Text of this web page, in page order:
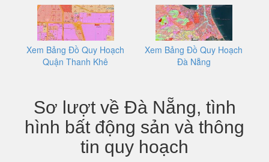
Xem Bảng Đồ Quy Hoạch
Quận Thanh Khê
Xem Bảng Đồ Quy Hoạch
Đà Nẵng
Sơ lượt về Đà Nẵng, tình
hình bất động sản và thông
tin quy hoạch